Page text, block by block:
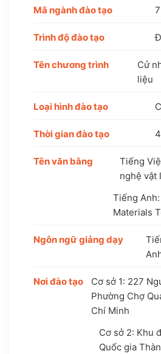
Mã ngành đào tạo
Trình độ đào tạo
Tên chương trình
Cử
liệu
Loại hình đào tạo
Thời gian đào tạo
Tên văn bằng
Tiếng
nghệ vật
Tiếng
Materials
Ngôn ngữ giảng dạy
Nơi đào tạo
Cơ sở 1: 227
Phường Chợ
Chí Minh
Cơ sở 2: Khu
Quốc gia